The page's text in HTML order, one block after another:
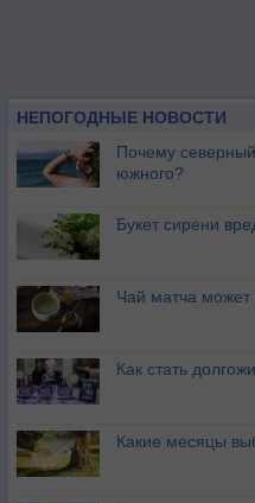
НЕПОГОДНЫЕ НОВОСТИ
Почему
южного?
Букет сирени
Чай матча может
Как стать
Какие месяцы